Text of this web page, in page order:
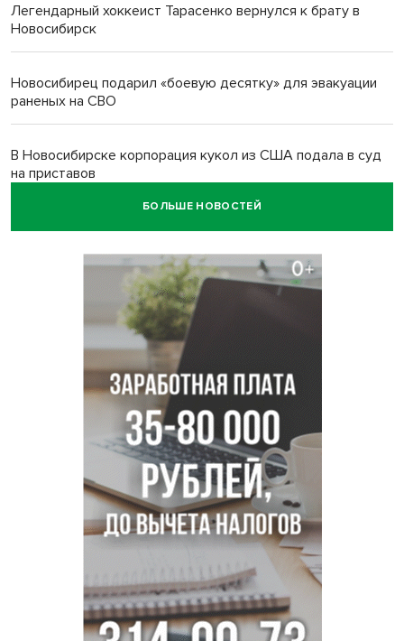
Легендарный хоккеист Тарасенко вернулся к брату в
Новосибирск
Новосибирец подарил «боевую десятку» для эвакуации
раненых на СВО
В Новосибирске корпорация кукол из США подала в суд
на приставов
В Новосибирске минздрав объявил бесплатную
В Новосибирске врачи прооперировали 25 тысяч
пациентов с катарактой
Знаменитый орангутан Бату отметил юбилей в
новосибирском зоопарке
Новосибирские хирурги спасли сердце восьмиклассницы
с донорским клапаном
БОЛЬШЕ НОВОСТЕЙ